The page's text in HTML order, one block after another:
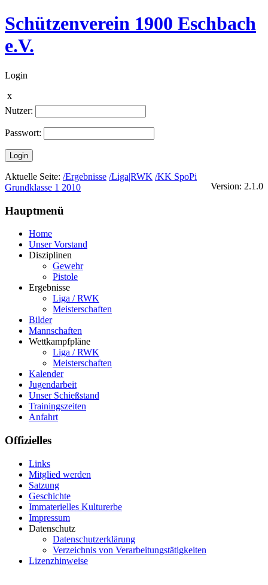
Schützenverein 1900 Eschbach
e.V.
Login
x
Nutzer:
Passwort:
Login
Version: 2.1.0
Aktuelle Seite: /Ergebnisse /Liga|RWK /KK SpoPi
Grundklasse 1 2010
Hauptmenü
Home
Unser Vorstand
Disziplinen
Gewehr
Pistole
Ergebnisse
Liga / RWK
Meisterschaften
Bilder
Mannschaften
Wettkampfpläne
Liga / RWK
Meisterschaften
Kalender
Jugendarbeit
Unser Schießstand
Trainingszeiten
Anfahrt
Offizielles
Links
Mitglied werden
Satzung
Geschichte
Immaterielles Kulturerbe
Impressum
Datenschutz
Datenschutzerklärung
Verzeichnis von Verarbeitungstätigkeiten
Lizenzhinweise